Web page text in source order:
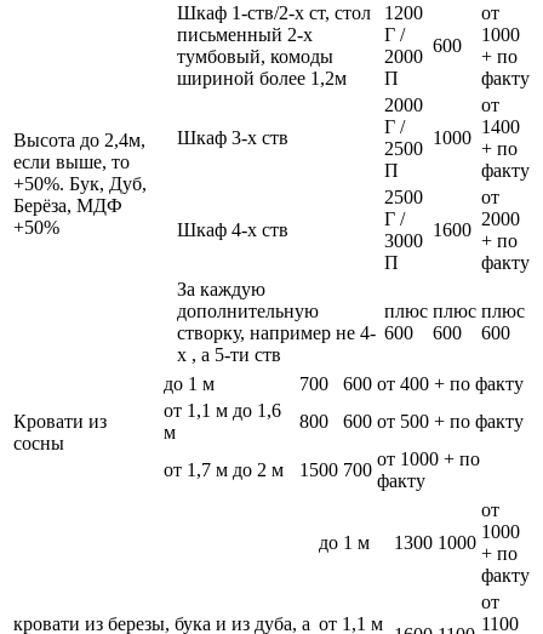
Высота до 2,4м,
если выше, то
+50%. Бук, Дуб,
Берёза, МДФ
+50%
Шкаф 1-ств/2-х ст, стол
письменный 2-х
тумбовый, комоды
шириной более 1,2м
1200
Г /
2000
П
600
от
1000
+ по
факту
Шкаф 3-х ств
2000
Г /
2500
П
1000
от
1400
+ по
факту
Шкаф 4-х ств
2500
Г /
3000
П
1600
от
2000
+ по
факту
За каждую
дополнительную
створку, например не 4-
х , а 5-ти ств
плюс
600
плюс
600
плюс
600
Кровати из
сосны
до 1 м 700 600 от 400 + по факту
от 1,1 м до 1,6
м
800 600 от 500 + по факту
от 1,7 м до 2 м 1500 700
от 1000 + по
факту
кровати из березы, бука и из дуба, а
до 1 м 1300 1000
от
1000
+ по
факту
от 1,1 м
от
1100